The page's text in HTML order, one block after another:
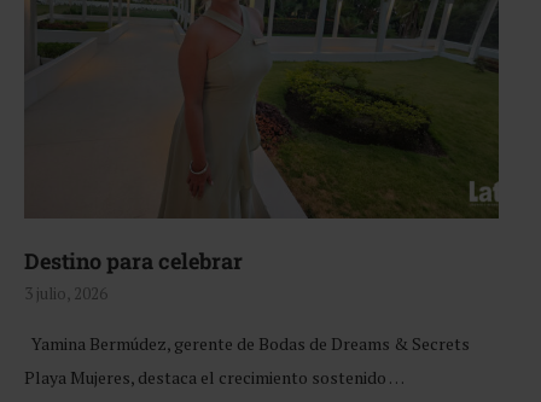
Destino para celebrar
3 julio, 2026
Yamina Bermúdez, gerente de Bodas de Dreams & Secrets
Playa Mujeres, destaca el crecimiento sostenido …